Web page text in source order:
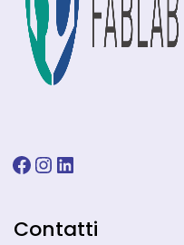
Facebook
Instagram
LinkedIn
Contatti